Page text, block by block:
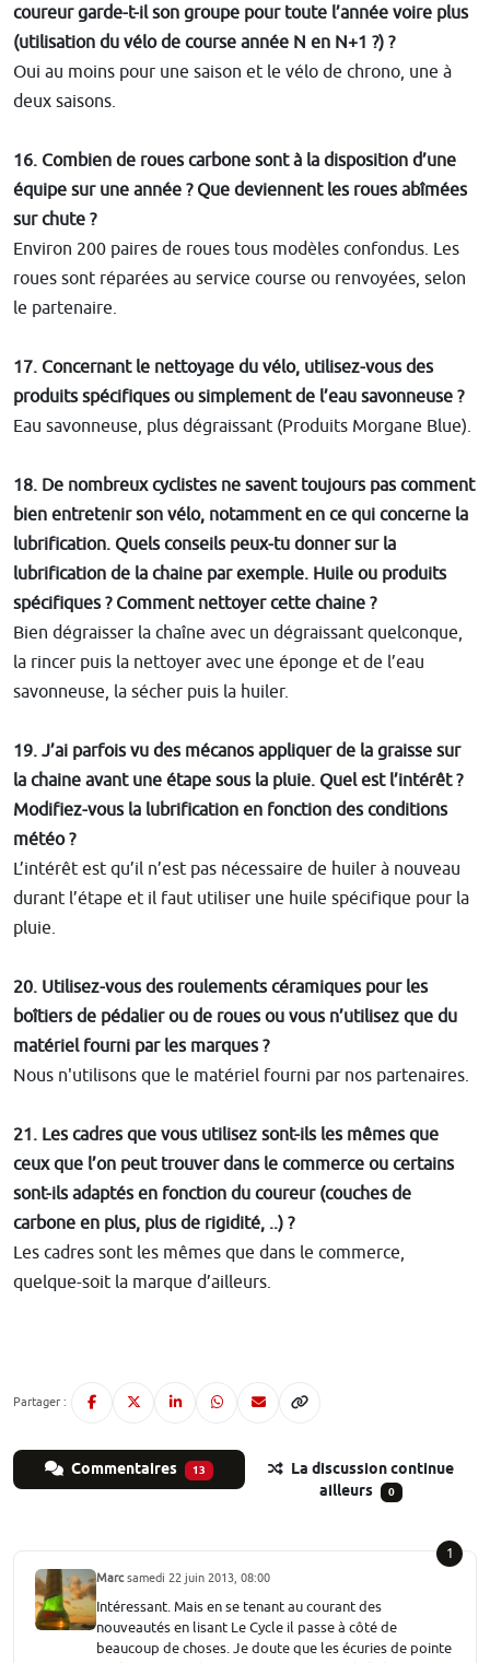
coureur garde-t-il son groupe pour toute l’année voire plus
(utilisation du vélo de course année N en N+1 ?) ?
Oui au moins pour une saison et le vélo de chrono, une à
deux saisons.
16. Combien de roues carbone sont à la disposition d’une
équipe sur une année ? Que deviennent les roues abîmées
sur chute ?
Environ 200 paires de roues tous modèles confondus. Les
roues sont réparées au service course ou renvoyées, selon
le partenaire.
17. Concernant le nettoyage du vélo, utilisez-vous des
produits spécifiques ou simplement de l’eau savonneuse ?
Eau savonneuse, plus dégraissant (Produits Morgane Blue).
18. De nombreux cyclistes ne savent toujours pas comment
bien entretenir son vélo, notamment en ce qui concerne la
lubrification. Quels conseils peux-tu donner sur la
lubrification de la chaine par exemple. Huile ou produits
spécifiques ? Comment nettoyer cette chaine ?
Bien dégraisser la chaîne avec un dégraissant quelconque,
la rincer puis la nettoyer avec une éponge et de l’eau
savonneuse, la sécher puis la huiler.
19. J’ai parfois vu des mécanos appliquer de la graisse sur
la chaine avant une étape sous la pluie. Quel est l’intérêt ?
Modifiez-vous la lubrification en fonction des conditions
météo ?
L’intérêt est qu’il n’est pas nécessaire de huiler à nouveau
durant l’étape et il faut utiliser une huile spécifique pour la
pluie.
20. Utilisez-vous des roulements céramiques pour les
boîtiers de pédalier ou de roues ou vous n’utilisez que du
matériel fourni par les marques ?
Nous n'utilisons que le matériel fourni par nos partenaires.
21. Les cadres que vous utilisez sont-ils les mêmes que
ceux que l’on peut trouver dans le commerce ou certains
sont-ils adaptés en fonction du coureur (couches de
carbone en plus, plus de rigidité, ..) ?
Les cadres sont les mêmes que dans le commerce,
quelque-soit la marque d’ailleurs.
Partager :
Commentaires 13
La discussion continue
ailleurs
0
1
Marcsamedi 22 juin 2013, 08:00
Intéressant. Mais en se tenant au courant des
nouveautés en lisant Le Cycle il passe à côté de
beaucoup de choses. Je doute que les écuries de pointe